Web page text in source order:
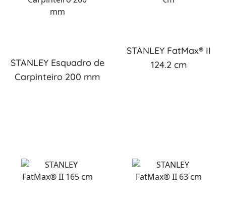
STANLEY Esquadro de
Carpinteiro 200 mm
STANLEY FatMax® II
124.2 cm